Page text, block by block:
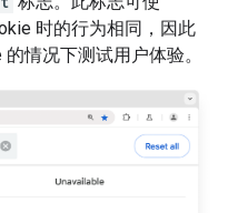
时的行为相同，因此
情况下测试用户体验。